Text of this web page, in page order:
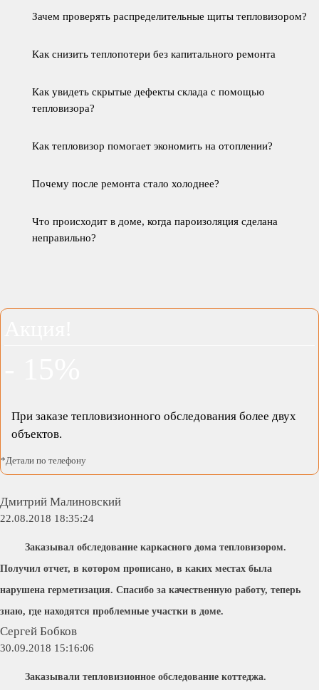
Зачем проверять распределительные щиты тепловизором?
Как снизить теплопотери без капитального ремонта
Как увидеть скрытые дефекты склада с помощью
тепловизора?
Как тепловизор помогает экономить на отоплении?
Почему после ремонта стало холоднее?
Что происходит в доме, когда пароизоляция сделана
неправильно?
При заказе тепловизионного обследования более двух
объектов.
*Детали по телефону
Дмитрий Малиновский
22.08.2018 18:35:24
Заказывал обследование каркасного дома тепловизором.
Получил отчет, в котором прописано, в каких местах была
нарушена герметизация. Спасибо за качественную работу, теперь
знаю, где находятся проблемные участки в доме.
Сергей Бобков
30.09.2018 15:16:06
Заказывали тепловизионное обследование коттеджа.